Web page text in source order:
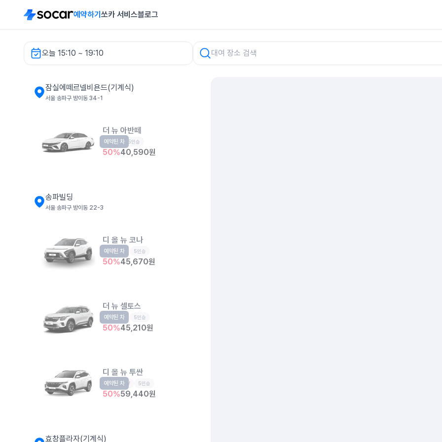
예약하기 쏘카 서비스블로그
오늘 15:10 ~ 19:10
잠실에떼르넬비욘드(기계식) 렌터카
잠실에떼르넬비욘드(기계식)
서울 송파구 방이동 34-1
더 뉴 아반떼
준중형 5인승
50%40,590원
예약된 차
송파빌딩
서울 송파구 방이동 22-3
디 올 뉴 코나
소형SUV 5인승
50%45,670원
예약된 차
더 뉴 셀토스
소형SUV 5인승
50%45,210원
예약된 차
디 올 뉴 투싼
준중형SUV 5인승
50%59,440원
예약된 차
효창플라자(기계식)